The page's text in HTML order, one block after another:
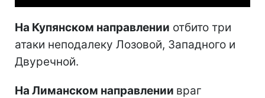
На Купянском направлении отбито три
атаки неподалеку Лозовой, Западного и
Двуречной.
На Лиманском направлении враг